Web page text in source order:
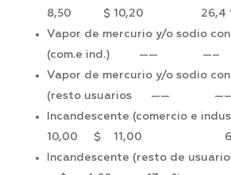
8,50 $ 10,20 26,4
Vapor de mercurio y/o sodio
(com.e ind.) ——
Vapor de mercurio y/o sodio
(resto usuarios ——
Incandescente (comercio e
10,00 $ 11,00 6
Incandescente (resto de